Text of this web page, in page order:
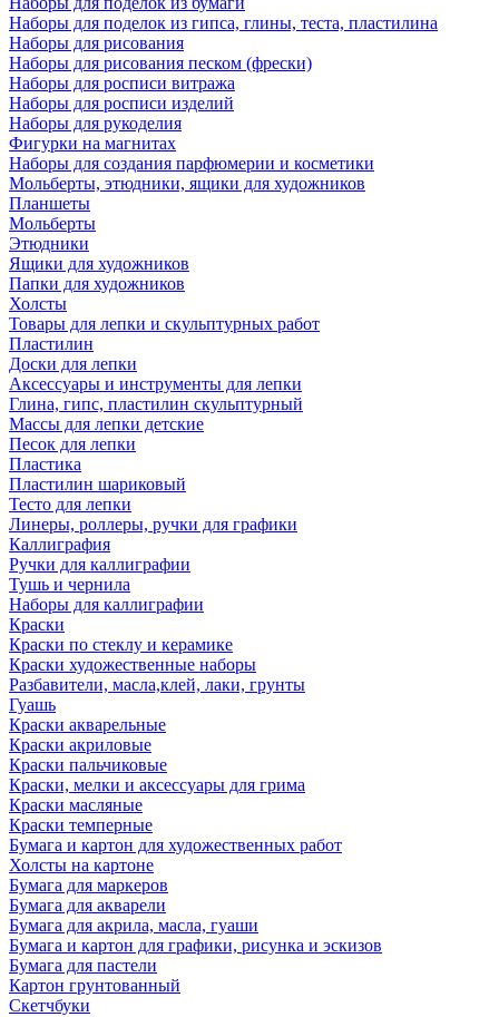
Наборы для поделок из гипса, глины, теста, пластилина
Наборы для рисования
Наборы для рисования песком (фрески)
Наборы для росписи витража
Наборы для росписи изделий
Наборы для рукоделия
Фигурки на магнитах
Наборы для создания парфюмерии и косметики
Мольберты, этюдники, ящики для художников
Планшеты
Мольберты
Этюдники
Ящики для художников
Папки для художников
Холсты
Товары для лепки и скульптурных работ
Пластилин
Доски для лепки
Аксессуары и инструменты для лепки
Глина, гипс, пластилин скульптурный
Массы для лепки детские
Песок для лепки
Пластика
Пластилин шариковый
Тесто для лепки
Линеры, роллеры, ручки для графики
Каллиграфия
Ручки для каллиграфии
Тушь и чернила
Наборы для каллиграфии
Краски
Краски по стеклу и керамике
Краски художественные наборы
Разбавители, масла,клей, лаки, грунты
Гуашь
Краски акварельные
Краски акриловые
Краски пальчиковые
Краски, мелки и аксессуары для грима
Краски масляные
Краски темперные
Бумага и картон для художественных работ
Холсты на картоне
Бумага для маркеров
Бумага для акварели
Бумага для акрила, масла, гуаши
Бумага и картон для графики, рисунка и эскизов
Бумага для пастели
Картон грунтованный
Скетчбуки